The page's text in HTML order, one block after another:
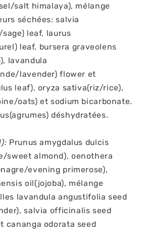
salt himalaya), mélange
séchées: salvia
leaf, laurus
leaf, bursera graveolens
lavandula
lavender) flower et
leaf), oryza sativa(riz/rice),
oats) et sodium bicarbonate.
déshydratées.
Prunus amygdalus dulcis
sweet almond), oenothera
evening primerose),
oil(jojoba), mélange
lavandula angustifolia seed
salvia officinalis seed
cananga odorata seed